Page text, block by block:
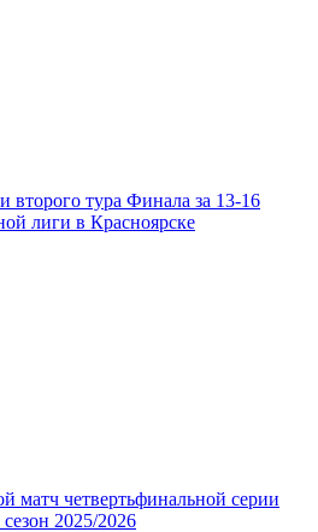
второго тура Финала за 13-16
лиги в Красноярске
матч четвертьфинальной серии
2025/2026